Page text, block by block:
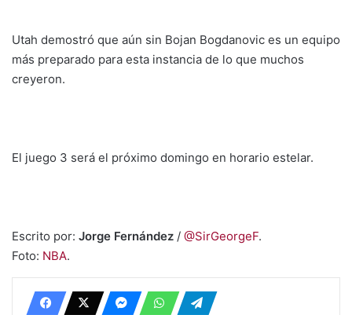
Utah demostró que aún sin Bojan Bogdanovic es un equipo
más preparado para esta instancia de lo que muchos
creyeron.
El juego 3 será el próximo domingo en horario estelar.
Escrito por: Jorge Fernández / @SirGeorgeF.
Foto: NBA.